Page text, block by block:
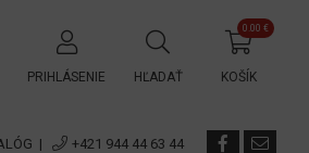
PRIHLÁSENIE HĽADAŤ KOŠÍK
0.00 €
| +421 944 44 63 44
✕